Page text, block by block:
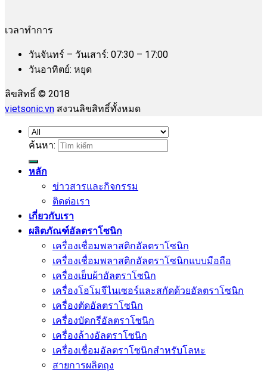
เวลาทำการ
วันจันทร์ – วันเสาร์: 07:30 – 17:00
วันอาทิตย์: หยุด
ลิขสิทธิ์ © 2018
vietsonic.vn สงวนลิขสิทธิ์ทั้งหมด
ค้นหา:
หลัก
ข่าวสารและกิจกรรม
ติดต่อเรา
เกี่ยวกับเรา
ผลิตภัณฑ์อัลตราโซนิก
เครื่องเชื่อมพลาสติกอัลตราโซนิก
เครื่องเชื่อมพลาสติกอัลตราโซนิกแบบมือถือ
เครื่องเย็บผ้าอัลตราโซนิก
เครื่องโฮโมจีไนเซอร์และสกัดด้วยอัลตราโซนิก
เครื่องตัดอัลตราโซนิก
เครื่องบัดกรีอัลตราโซนิก
เครื่องล้างอัลตราโซนิก
เครื่องเชื่อมอัลตราโซนิกสำหรับโลหะ
สายการผลิตถุง